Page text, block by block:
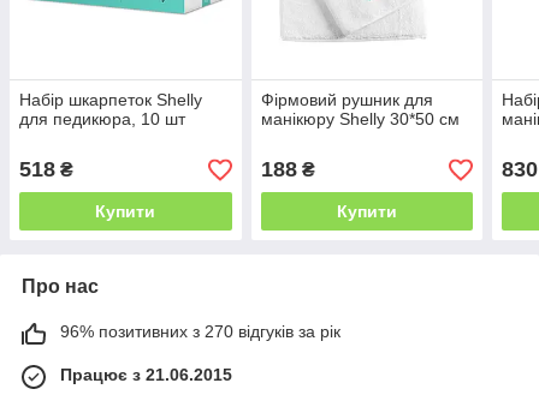
Набір шкарпеток Shelly
для педикюра, 10 шт
518 ₴
Купити
Фірмовий рушник для
манікюру Shelly 30*50 см
188₴
Купити
830
Про нас
96% позитивних з 270 відгуків за рік
Працює з 21.06.2015